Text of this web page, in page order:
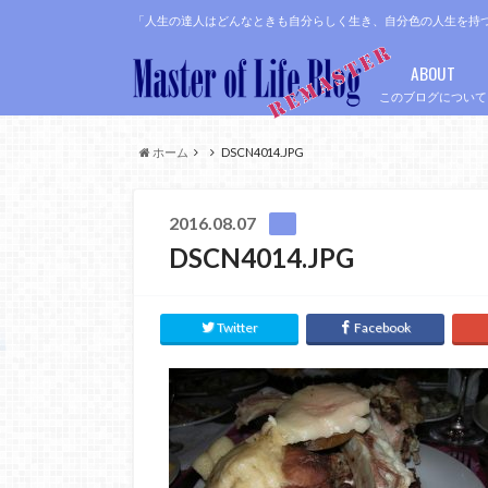
「人生の達人はどんなときも自分らしく生き、自分色の人生を持
このブログについて
ABOUT
ホーム DSCN4014.JPG
2016.08.07
DSCN4014.JPG
Twitter Facebook